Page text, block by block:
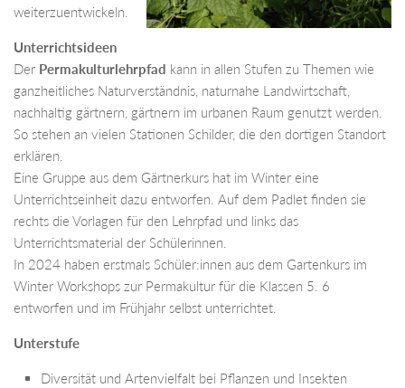
weiterzuentwickeln.
Unterrichtsideen
Der Permakulturlehrpfad kann in allen Stufen zu Themen wie
ganzheitliches Naturverständnis, naturnahe Landwirtschaft,
nachhaltig gärtnern, gärtnern im urbanen Raum genutzt werden.
So stehen an vielen Stationen Schilder, die den dortigen Standort
erklären.
Eine Gruppe aus dem Gärtnerkurs hat im Winter eine
Unterrichtseinheit dazu entworfen. Auf dem Padlet finden sie
rechts die Vorlagen für den Lehrpfad und links das
Unterrichtsmaterial der Schülerinnen.
In 2024 haben erstmals Schüler:innen aus dem Gartenkurs im
Winter Workshops zur Permakultur für die Klassen 5. 6
entworfen und im Frühjahr selbst unterrichtet.
Unterstufe
Diversität und Artenvielfalt bei Pflanzen und Insekten